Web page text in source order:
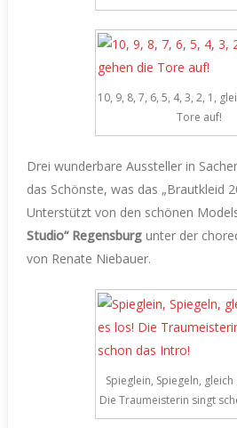
10, 9, 8, 7, 6, 5, 4, 3, 2, 1,
Tore auf!
Drei wunderbare Aussteller in
das Schönste, was das „Brautkleid
Unterstützt von den schönen
Studio“ Regensburg unter der
von Renate Niebauer.
Spieglein, Spiegeln,
Die Traumeisterin singt